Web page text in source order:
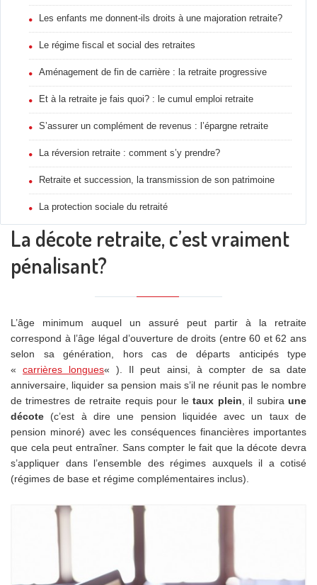
Les enfants me donnent-ils droits à une majoration retraite?
Le régime fiscal et social des retraites
Aménagement de fin de carrière : la retraite progressive
Et à la retraite je fais quoi? : le cumul emploi retraite
S’assurer un complément de revenus : l’épargne retraite
La réversion retraite : comment s’y prendre?
Retraite et succession, la transmission de son patrimoine
La protection sociale du retraité
La décote retraite, c’est vraiment
pénalisant?
L’âge minimum auquel un assuré peut partir à la retraite
correspond à l’âge légal d’ouverture de droits (entre 60 et 62 ans
selon sa génération, hors cas de départs anticipés type
«carrières longues« ). Il peut ainsi, à compter de sa date
anniversaire, liquider sa pension mais s’il ne réunit pas le nombre
de trimestres de retraite requis pour letaux plein , il subiraune
décote (c’est à dire une pension liquidée avec un taux de
pension minoré) avec les conséquences financières importantes
que cela peut entraîner. Sans compter le fait que la décote devra
s’appliquer dans l’ensemble des régimes auxquels il a cotisé
(régimes de base et régime complémentaires inclus).